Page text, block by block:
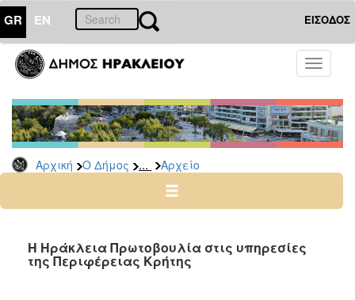
GR EN ΕΙΣΟΔΟΣ
Toggle
Αρχική Ο Δήμος ... Αρχείο
ΔΗΜΟΣ
Δημοτικές
Παρατάξεις
Αρχείο
Η Ηράκλεια Πρωτοβουλία στις υπηρεσίες
της Περιφέρειας Κρήτης